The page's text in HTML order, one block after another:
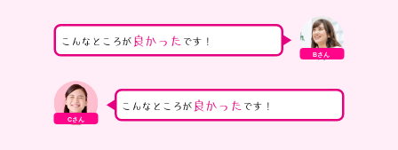
Bさん
こんなところが良かった です！
Cさん
こんなところが良かった です！